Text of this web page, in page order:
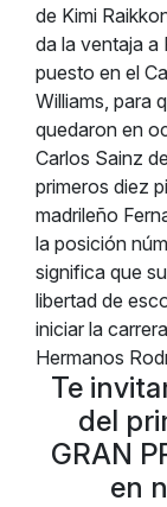
de Kimi
da la ventaja a
puesto en el
Williams, para
quedaron en
Carlos Sainz
primeros diez
madrileño
la posición
significa que
libertad de
iniciar la
Hermanos
Te
del
GRAN
en